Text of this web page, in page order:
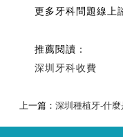
更多牙科問題線上
推薦閱讀：
深圳牙科收費
上一篇：深圳種植牙-什麼是種植牙？種植牙不同品牌價